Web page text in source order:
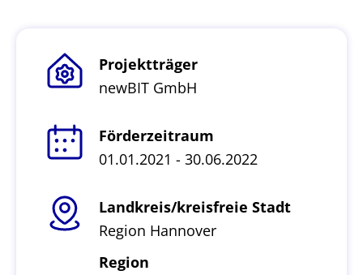
Projektträger
newBIT GmbH
Förderzeitraum
01.01.2021 - 30.06.2022
Landkreis/kreisfreie Stadt
Region Hannover
Region